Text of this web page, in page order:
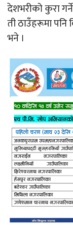
देशभरीको कुरा
ती ठाउँहरूमा पनि
भने ।